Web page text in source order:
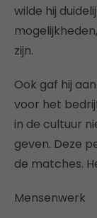
wilde hij
zijn.
Ook gaf hij
voor het
in de cultuur
geven. Deze
de matches.
Mensenwerk